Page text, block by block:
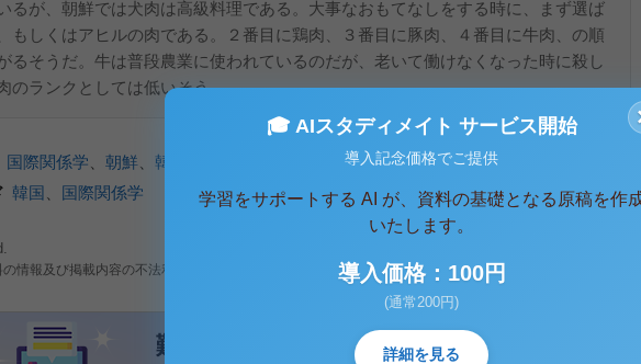
るが、朝鮮では犬肉は高級料理である。大事なおもてなしをする時に、まず選ば
もしくはアヒルの肉である。２番目に鶏肉、３番目に豚肉、４番目に牛肉、の順
るそうだ。牛は普段農業に使われているのだが、老いて働けなくなった時に殺し
のランクとしては低いそう
国際関係学 朝鮮 韓国 チマチョゴリ、キムチ
韓国 国際関係学
の情報及び掲載内容の不法利用、無断転載・配布は著作権法違反となります。
🎓 AIスタディメイト サービス開始
導入記念価格でご提供
学習をサポートする AI が、資料の基礎となる原稿を作
いたします。
導入価格：100円
(通常200円)
詳細を見る